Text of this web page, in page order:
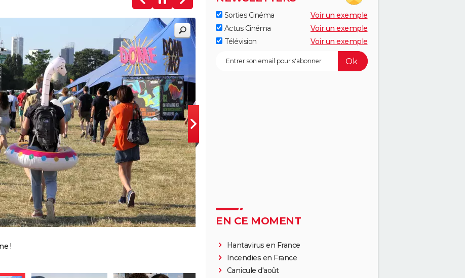
!
Sorties Cinéma
Voir un exemple
Actus Cinéma
Voir un exemple
Télévision
Voir un exemple
EN CE MOMENT
Hantavirus en France
Incendies en France
Canicule d'août